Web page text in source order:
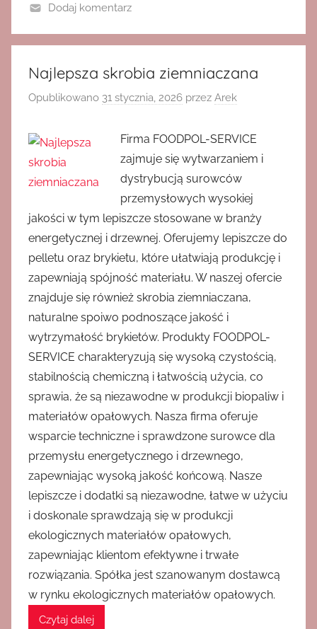
Dodaj komentarz
Najlepsza skrobia ziemniaczana
Opublikowano 31 stycznia, 2026 przez Arek
Firma FOODPOL-SERVICE
zajmuje się wytwarzaniem i
dystrybucją surowców
przemysłowych wysokiej
jakości w tym lepiszcze stosowane w branży
energetycznej i drzewnej. Oferujemy lepiszcze do
pelletu oraz brykietu, które ułatwiają produkcję i
zapewniają spójność materiału. W naszej ofercie
znajduje się również skrobia ziemniaczana,
naturalne spoiwo podnoszące jakość i
wytrzymałość brykietów. Produkty FOODPOL-
SERVICE charakteryzują się wysoką czystością,
stabilnością chemiczną i łatwością użycia, co
sprawia, że są niezawodne w produkcji biopaliw i
materiałów opałowych. Nasza firma oferuje
wsparcie techniczne i sprawdzone surowce dla
przemysłu energetycznego i drzewnego,
zapewniając wysoką jakość końcową. Nasze
lepiszcze i dodatki są niezawodne, łatwe w użyciu
i doskonale sprawdzają się w produkcji
ekologicznych materiałów opałowych,
zapewniając klientom efektywne i trwałe
rozwiązania. Spółka jest szanowanym dostawcą
w rynku ekologicznych materiałów opałowych.
Czytaj dalej